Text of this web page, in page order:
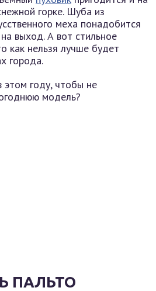
горке. Шуба из
меха понадобится
выход. А вот стильное
как нельзя лучше будет
города.
этом году, чтобы не
модель?
ПАЛЬТО